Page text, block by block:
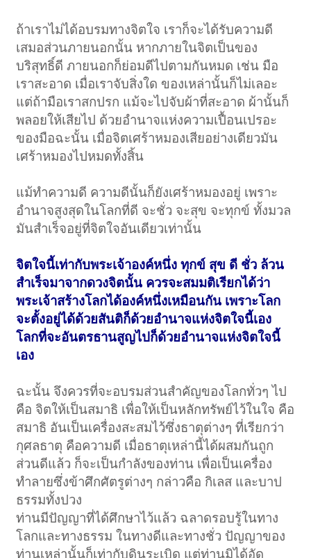
ถ้าเราไม่ได้อบรมทางจิตใจ เราก็จะได้รับความดี
เสมอส่วนภายนอกนั้น หากภายในจิตเป็นของ
บริสุทธิ์ดี ภายนอกก็ย่อมดีไปตามกันหมด เช่น มือ
เราสะอาด เมื่อเราจับสิ่งใด ของเหล่านั้นก็ไม่เลอะ
แต่ถ้ามือเราสกปรก แม้จะไปจับผ้าที่สะอาด ผ้านั้นก็
พลอยให้เสียไป ด้วยอำนาจแห่งความเปื้อนเปรอะ
ของมือฉะนั้น เมื่อจิตเศร้าหมองเสียอย่างเดียวมัน
เศร้าหมองไปหมดทั้งสิ้น
แม้ทำความดี ความดีนั้นก็ยังเศร้าหมองอยู่ เพราะ
อำนาจสูงสุดในโลกที่ดี จะชั่ว จะสุข จะทุกข์ ทั้งมวล
มันสำเร็จอยู่ที่จิตใจอันเดียวเท่านั้น
จิตใจนี้เท่ากับพระเจ้าองค์หนึ่ง ทุกข์ สุข ดี ชั่ว ล้วน
สำเร็จมาจากดวงจิตนั้น ควรจะสมมติเรียกได้ว่า
พระเจ้าสร้างโลกได้องค์หนึ่งเหมือนกัน เพราะโลก
จะตั้งอยู่ได้ด้วยสันติก็ด้วยอำนาจแห่งจิตใจนี้เอง
โลกที่จะอันตรธานสูญไปก็ด้วยอำนาจแห่งจิตใจนี้
เอง
ฉะนั้น จึงควรที่จะอบรมส่วนสำคัญของโลกทั่วๆ ไป
คือ จิตให้เป็นสมาธิ เพื่อให้เป็นหลักทรัพย์ไว้ในใจ คือ
สมาธิ อันเป็นเครื่องสะสมไว้ซึ่งธาตุต่างๆ ที่เรียกว่า
กุศลธาตุ คือความดี เมื่อธาตุเหล่านี้ได้ผสมกันถูก
ส่วนดีแล้ว ก็จะเป็นกำลังของท่าน เพื่อเป็นเครื่อง
ทำลายซึ่งข้าศึกศัตรูต่างๆ กล่าวคือ กิเลส และบาป
ธรรมทั้งปวง
ท่านมีปัญญาที่ได้ศึกษาไว้แล้ว ฉลาดรอบรู้ในทาง
โลกและทางธรรม ในทางดีและทางชั่ว ปัญญาของ
ท่านเหล่านั้นก็เท่ากับดินระเบิด แต่ท่านมิได้อัด